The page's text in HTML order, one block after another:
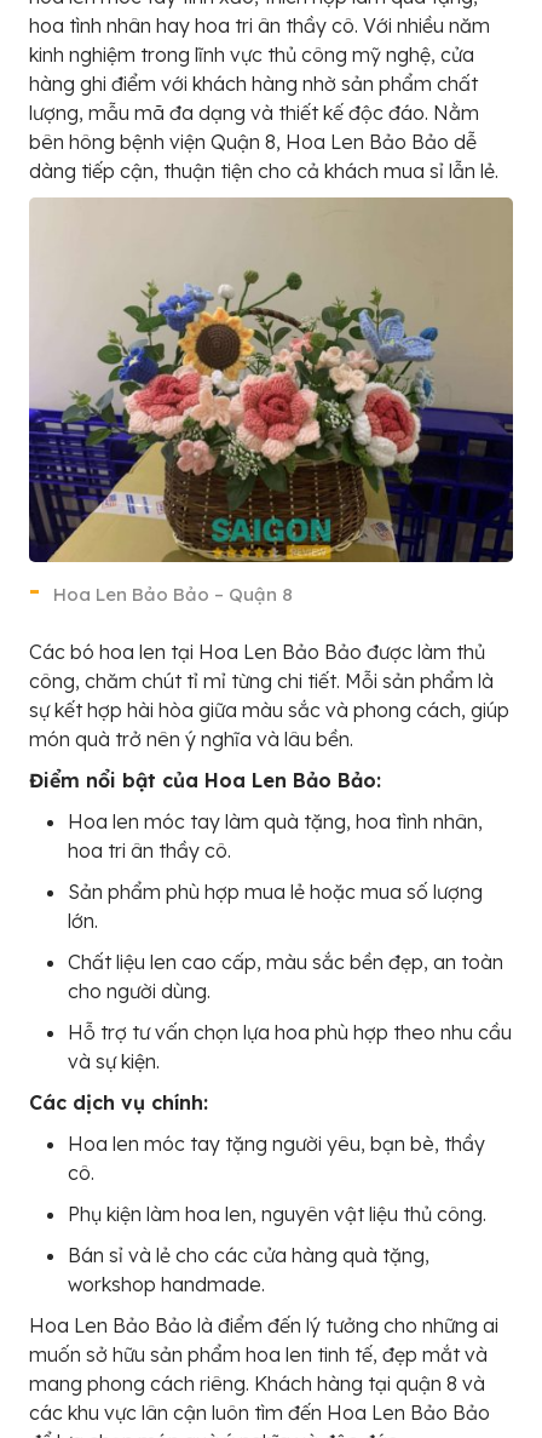
hoa tình nhân hay hoa tri ân thầy cô. Với nhiều năm
kinh nghiệm trong lĩnh vực thủ công mỹ nghệ, cửa
hàng ghi điểm với khách hàng nhờ sản phẩm chất
lượng, mẫu mã đa dạng và thiết kế độc đáo. Nằm
bên hông bệnh viện Quận 8, Hoa Len Bảo Bảo dễ
dàng tiếp cận, thuận tiện cho cả khách mua sỉ lẫn lẻ.
Hoa Len Bảo Bảo – Quận 8
Các bó hoa len tại Hoa Len Bảo Bảo được làm thủ
công, chăm chút tỉ mỉ từng chi tiết. Mỗi sản phẩm là
sự kết hợp hài hòa giữa màu sắc và phong cách, giúp
món quà trở nên ý nghĩa và lâu bền.
Điểm nổi bật của Hoa Len Bảo Bảo:
Hoa len móc tay làm quà tặng, hoa tình nhân,
hoa tri ân thầy cô.
Sản phẩm phù hợp mua lẻ hoặc mua số lượng
lớn.
Chất liệu len cao cấp, màu sắc bền đẹp, an toàn
cho người dùng.
Hỗ trợ tư vấn chọn lựa hoa phù hợp theo nhu cầu
và sự kiện.
Các dịch vụ chính:
Hoa len móc tay tặng người yêu, bạn bè, thầy
cô.
Phụ kiện làm hoa len, nguyên vật liệu thủ công.
Bán sỉ và lẻ cho các cửa hàng quà tặng,
workshop handmade.
Hoa Len Bảo Bảo là điểm đến lý tưởng cho những ai
muốn sở hữu sản phẩm hoa len tinh tế, đẹp mắt và
mang phong cách riêng. Khách hàng tại quận 8 và
các khu vực lân cận luôn tìm đến Hoa Len Bảo Bảo